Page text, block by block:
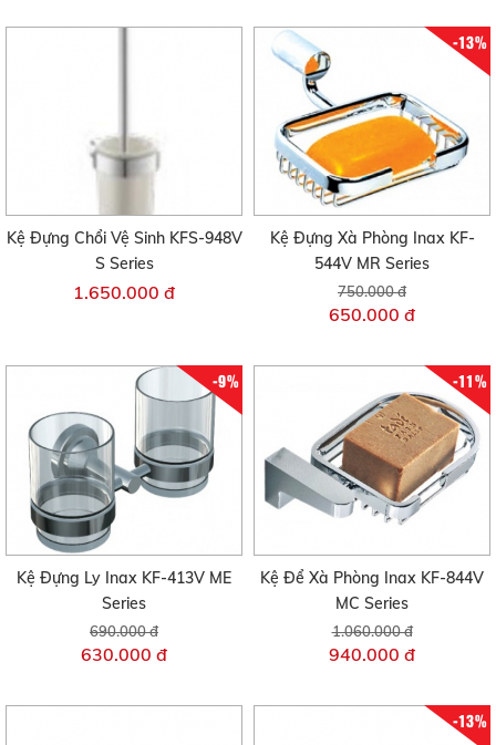
Kệ Đựng Chổi Vệ Sinh KFS-948V
S Series
1.650.000 đ
-13%
Kệ Đựng Xà Phòng Inax KF-
544V MR Series
750.000 đ
650.000 đ
-9%
Kệ Đựng Ly Inax KF-413V ME
Series
690.000 đ
630.000 đ
-11%
Kệ Để Xà Phòng Inax KF-844V
MC Series
1.060.000 đ
940.000 đ
-13%